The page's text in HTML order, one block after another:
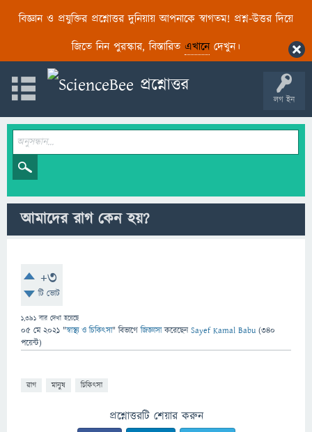
বিজ্ঞান ও প্রযুক্তির প্রশ্নোত্তর দুনিয়ায় আপনাকে স্বাগতম! প্রশ্ন-উত্তর দিয়ে
জিতে নিন পুরস্কার, বিস্তারিত এখানেদেখুন।
লগ ইন
আমাদের রাগ কেন হয়?
+3
টি ভোট
1,391 বার দেখা হয়েছে
05 মে 2021 "স্বাস্থ্য ও চিকিৎসা" বিভাগে জিজ্ঞাসাকরেছেনSayef Kamal Babu (340
পয়েন্ট)
রাগ মানুষ চিকিৎসা
প্রশ্নোত্তরটি শেয়ার করুন